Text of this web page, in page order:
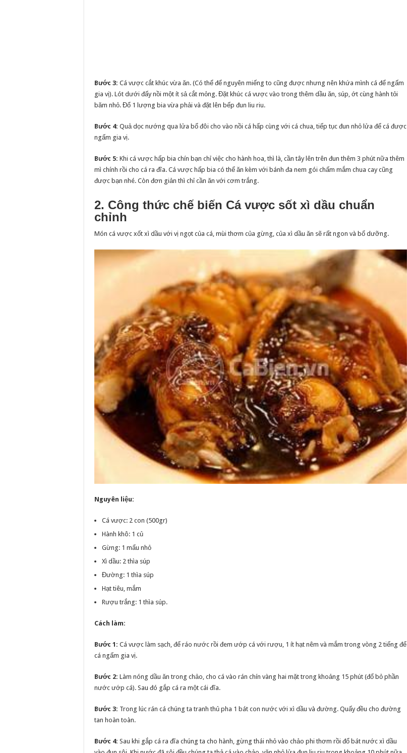
Bước 3: Cá vược cắt khúc vừa ăn. (Có thể để nguyên miếng to cũng được nhưng nên khứa mình cá để ngấm
gia vị). Lót dưới đấy nồi một ít sả cắt mỏng. Đặt khúc cá vược vào trong thêm dầu ăn, súp, ớt cùng hành tỏi
băm nhỏ. Đổ 1 lượng bia vừa phải và đặt lên bếp đun liu riu.
Bước 4: Quả dọc nướng qua lửa bổ đôi cho vào nồi cá hấp cùng với cá chua, tiếp tục đun nhỏ lửa để cá được
ngấm gia vị.
Bước 5: Khi cá vược hấp bia chín bạn chỉ việc cho hành hoa, thì là, cần tây lên trên đun thêm 3 phút nữa thêm
mì chính rồi cho cá ra đĩa. Cá vược hấp bia có thể ăn kèm với bánh đa nem gói chấm mắm chua cay cũng
được bạn nhé. Còn đơn giản thì chỉ cần ăn với cơm trắng.
2. Công thức chế biến Cá vược sốt xì dầu chuẩn
chỉnh
Món cá vược xốt xì dầu với vị ngọt của cá, mùi thơm của gừng, của xì dầu ăn sẽ rất ngon và bổ dưỡng.
Nguyên liệu:
Cá vược: 2 con (500gr)
Hành khô: 1 củ
Gừng: 1 mẩu nhỏ
Xì dầu: 2 thìa súp
Đường: 1 thìa súp
Hạt tiêu, mắm
Rượu trắng: 1 thìa súp.
Cách làm:
Bước 1: Cá vược làm sạch, để ráo nước rồi đem ướp cá với rượu, 1 ít hạt nêm và mắm trong vòng 2 tiếng để
cá ngấm gia vị.
Bước 2: Làm nóng dầu ăn trong chảo, cho cá vào rán chín vàng hai mặt trong khoảng 15 phút (đổ bỏ phần
nước ướp cá). Sau đó gắp cá ra một cái đĩa.
Bước 3: Trong lúc rán cá chúng ta tranh thủ pha 1 bát con nước với xì dầu và đường. Quấy đều cho đường
tan hoàn toàn.
Bước 4: Sau khi gắp cá ra đĩa chúng ta cho hành, gừng thái nhỏ vào chảo phi thơm rồi đổ bát nước xì dầu